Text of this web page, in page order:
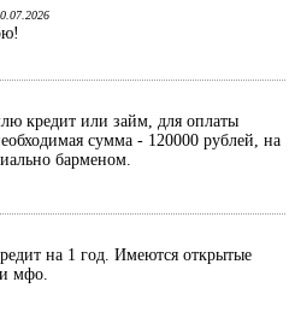
кредит или займ, для оплаты
сумма - 120000 рублей, на
барменом.
на 1 год. Имеются открытые
мфо.